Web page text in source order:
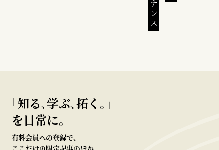
｢知る､学ぶ､拓く｡｣
を日常に。
有料会員への登録で、
ここだけの限定記事のほか